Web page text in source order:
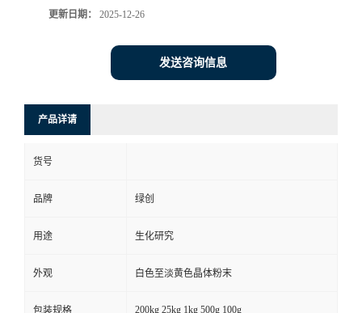
更新日期： 2025-12-26
发送咨询信息
产品详请
货号
品牌 绿创
用途 生化研究
外观 白色至淡黄色晶体粉末
200kg 25kg 1kg 500g 100g